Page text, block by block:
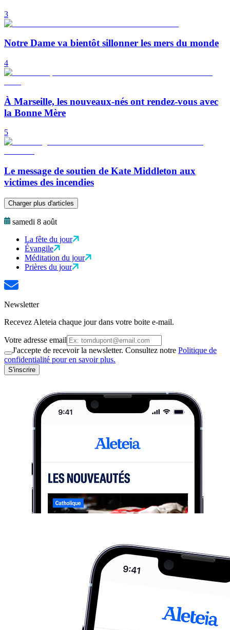
3
Notre Dame va bientôt sillonner les mers du monde
4
À Marseille, les nouveaux-nés ont rendez-vous avec
la Bonne Mère
5
Le message de soutien de Kate Middleton aux
victimes des incendies
Charger plus d'articles
samedi 8 août
La fête du jour
Évangile
Méditation du jour
Prières du jour
Newsletter
Recevez Aleteia chaque jour dans votre boite e-mail.
Votre adresse email
J'accepte de recevoir la newsletter. Consultez notre Politique de
confidentialité pour en savoir plus.
S'inscrire